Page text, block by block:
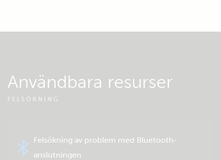
Användbara resurser
FELSÖKNING
Felsökning av problem med Bluetooth-
anslutningen